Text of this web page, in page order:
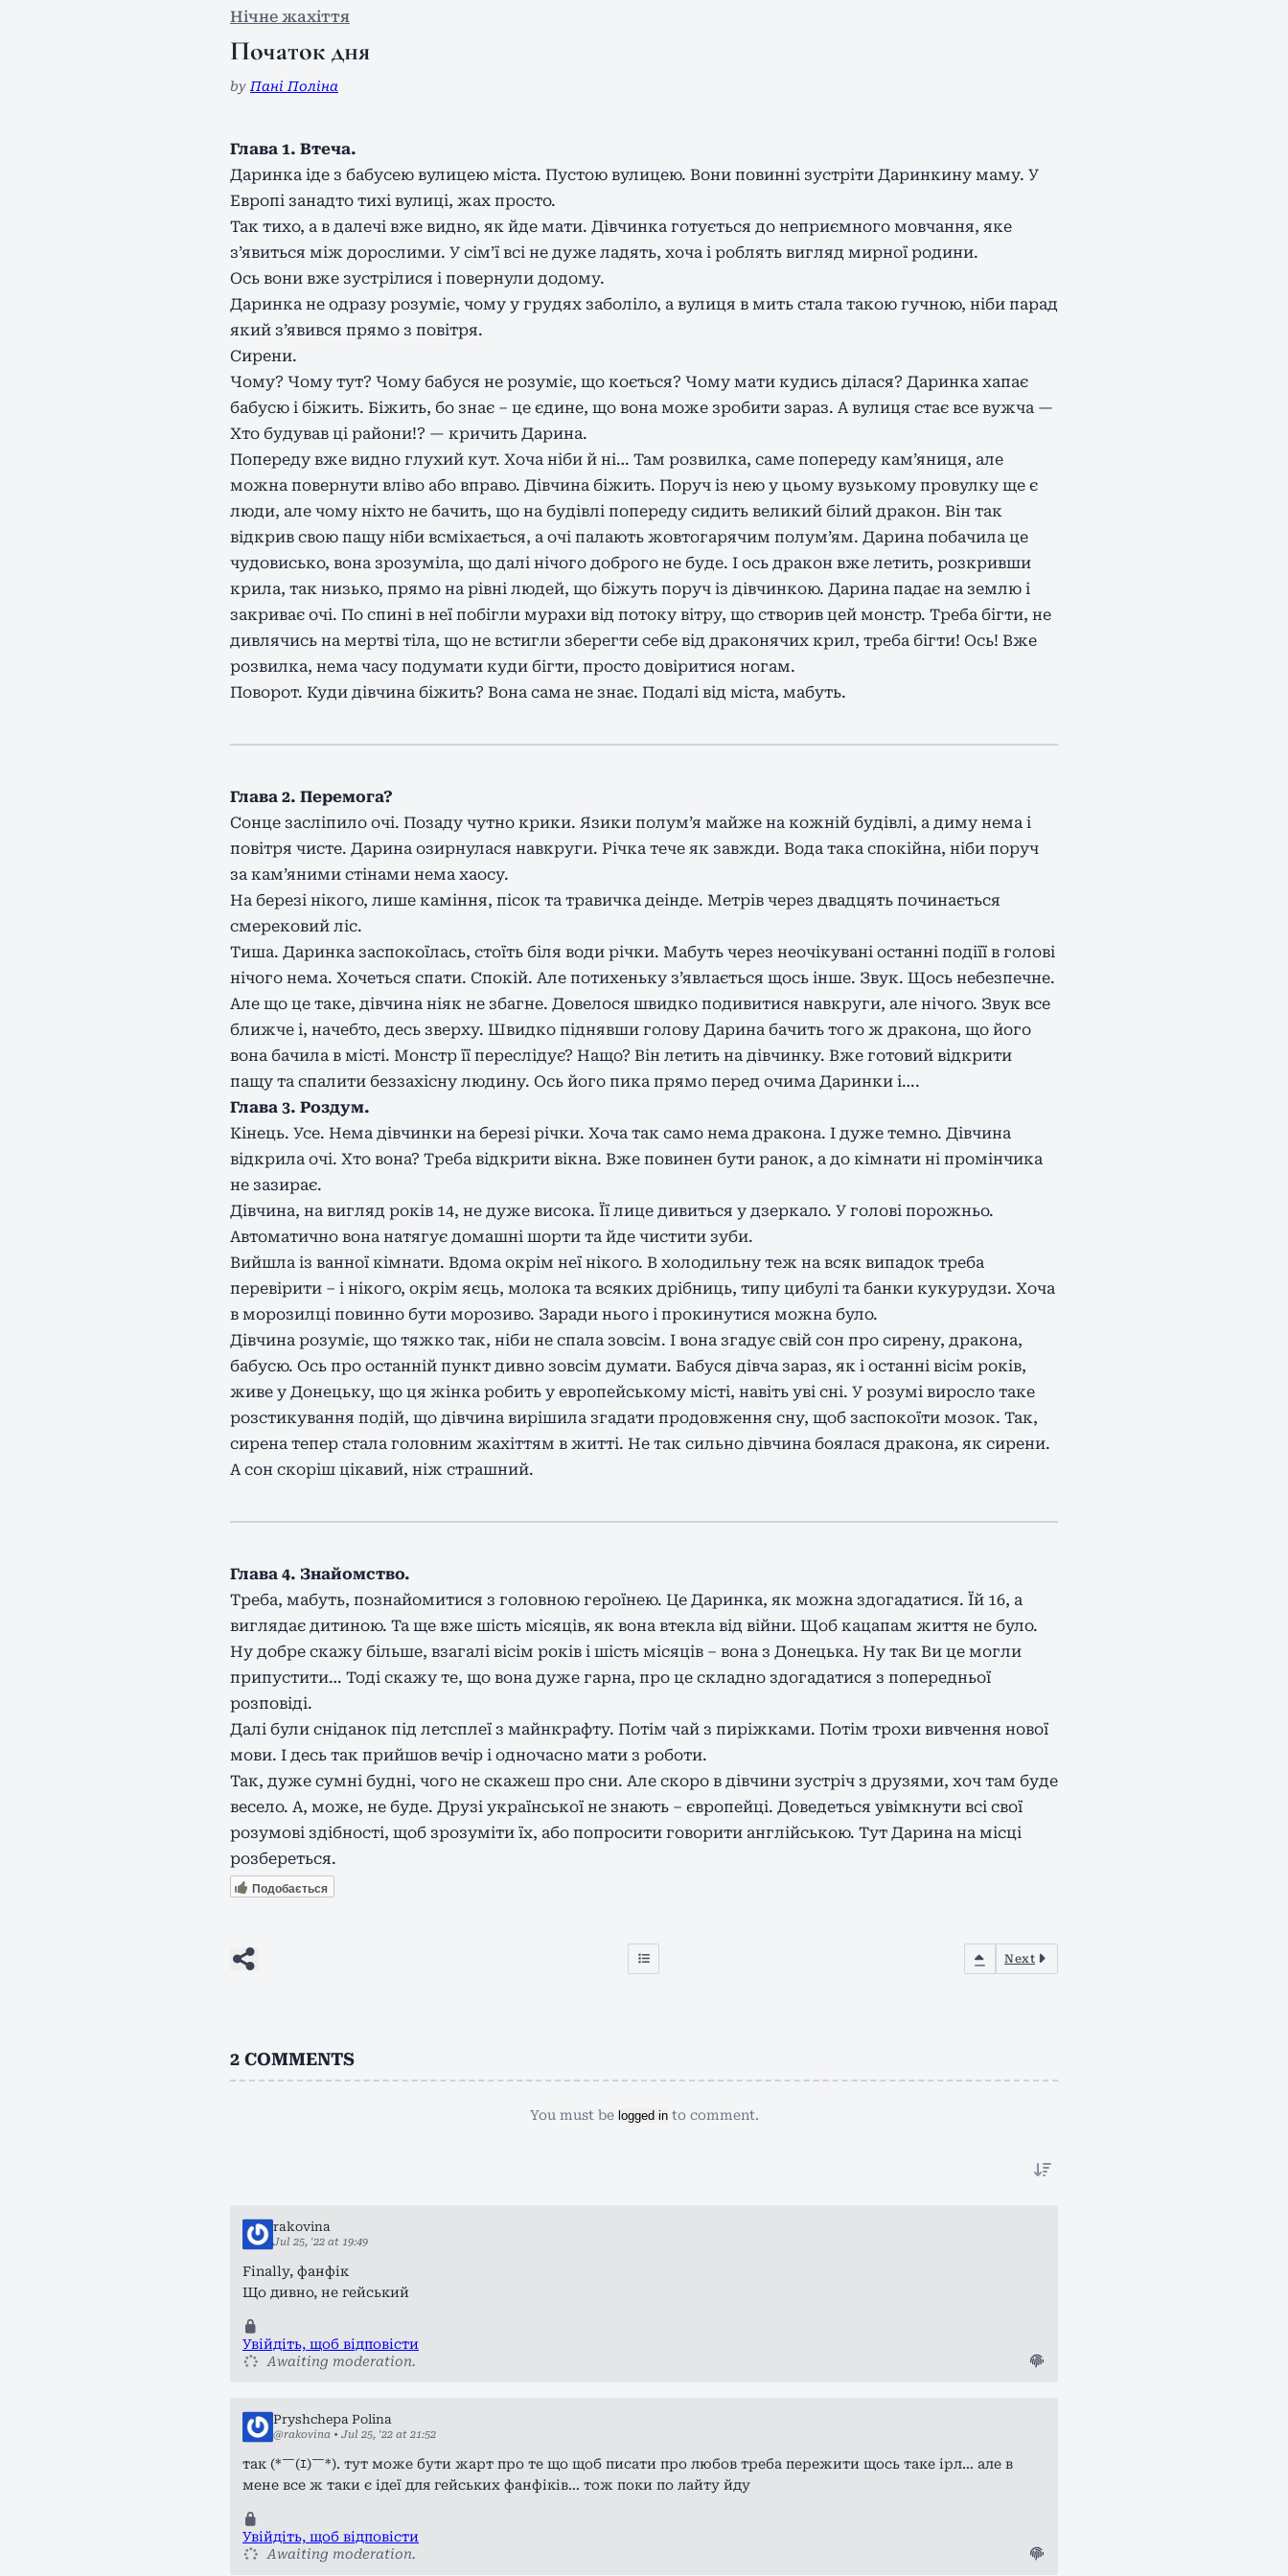
Нічне жахіття
Початок дня
by Пані Поліна
Глава 1. Втеча.
Даринка іде з бабусею вулицею міста. Пустою вулицею. Вони повинні зустріти Даринкину маму. У
Европі занадто тихі вулиці, жах просто.
Так тихо, а в далечі вже видно, як йде мати. Дівчинка готується до неприємного мовчання, яке
з’явиться між дорослими. У сім’ї всі не дуже ладять, хоча і роблять вигляд мирної родини.
Ось вони вже зустрілися і повернули додому.
Даринка не одразу розуміє, чому у грудях заболіло, а вулиця в мить стала такою гучною, ніби парад
який з’явився прямо з повітря.
Сирени.
Чому? Чому тут? Чому бабуся не розуміє, що коється? Чому мати кудись ділася? Даринка хапає
бабусю і біжить. Біжить, бо знає – це єдине, що вона може зробити зараз. А вулиця стає все вужча —
Хто будував ці райони!? — кричить Дарина.
Попереду вже видно глухий кут. Хоча ніби й ні… Там розвилка, саме попереду кам’яниця, але
можна повернути вліво або вправо. Дівчина біжить. Поруч із нею у цьому вузькому провулку ще є
люди, але чому ніхто не бачить, що на будівлі попереду сидить великий білий дракон. Він так
відкрив свою пащу ніби всміхається, а очі палають жовтогарячим полум’ям. Дарина побачила це
чудовисько, вона зрозуміла, що далі нічого доброго не буде. І ось дракон вже летить, розкривши
крила, так низько, прямо на рівні людей, що біжуть поруч із дівчинкою. Дарина падає на землю і
закриває очі. По спині в неї побігли мурахи від потоку вітру, що створив цей монстр. Треба бігти, не
дивлячись на мертві тіла, що не встигли зберегти себе від драконячих крил, треба бігти! Ось! Вже
розвилка, нема часу подумати куди бігти, просто довіритися ногам.
Поворот. Куди дівчина біжить? Вона сама не знає. Подалі від міста, мабуть.
Глава 2. Перемога?
Сонце засліпило очі. Позаду чутно крики. Язики полум’я майже на кожній будівлі, а диму нема і
повітря чисте. Дарина озирнулася навкруги. Річка тече як завжди. Вода така спокійна, ніби поруч
за кам’яними стінами нема хаосу.
На березі нікого, лише каміння, пісок та травичка деінде. Метрів через двадцять починається
смерековий ліс.
Тиша. Даринка заспокоїлась, стоїть біля води річки. Мабуть через неочікувані останні подіїї в голові
нічого нема. Хочеться спати. Спокій. Але потихеньку з’явлається щось інше. Звук. Щось небезпечне.
Але що це таке, дівчина ніяк не збагне. Довелося швидко подивитися навкруги, але нічого. Звук все
ближче і, начебто, десь зверху. Швидко піднявши голову Дарина бачить того ж дракона, що його
вона бачила в місті. Монстр її переслідує? Нащо? Він летить на дівчинку. Вже готовий відкрити
пащу та спалити беззахісну людину. Ось його пика прямо перед очима Даринки і….
Глава 3. Роздум.
Кінець. Усе. Нема дівчинки на березі річки. Хоча так само нема дракона. І дуже темно. Дівчина
відкрила очі. Хто вона? Треба відкрити вікна. Вже повинен бути ранок, а до кімнати ні промінчика
не зазирає.
Дівчина, на вигляд років 14, не дуже висока. Її лице дивиться у дзеркало. У голові порожньо.
Автоматично вона натягує домашні шорти та йде чистити зуби.
Вийшла із ванної кімнати. Вдома окрім неї нікого. В холодильну теж на всяк випадок треба
перевірити – і нікого, окрім яєць, молока та всяких дрібниць, типу цибулі та банки кукурудзи. Хоча
в морозилці повинно бути морозиво. Заради нього і прокинутися можна було.
Дівчина розуміє, що тяжко так, ніби не спала зовсім. І вона згадує свій сон про сирену, дракона,
бабусю. Ось про останній пункт дивно зовсім думати. Бабуся дівча зараз, як і останні вісім років,
живе у Донецьку, що ця жінка робить у европейському місті, навіть уві сні. У розумі виросло таке
розстикування подій, що дівчина вирішила згадати продовження сну, щоб заспокоїти мозок. Так,
сирена тепер стала головним жахіттям в житті. Не так сильно дівчина боялася дракона, як сирени.
А сон скоріш цікавий, ніж страшний.
Глава 4. Знайомство.
Треба, мабуть, познайомитися з головною героїнею. Це Даринка, як можна здогадатися. Їй 16, а
виглядає дитиною. Та ще вже шість місяців, як вона втекла від війни. Щоб кацапам життя не було.
Ну добре скажу більше, взагалі вісім років і шість місяців – вона з Донецька. Ну так Ви це могли
припустити… Тоді скажу те, що вона дуже гарна, про це складно здогадатися з попередньої
розповіді.
Далі були сніданок під летсплеї з майнкрафту. Потім чай з пиріжками. Потім трохи вивчення нової
мови. І десь так прийшов вечір і одночасно мати з роботи.
Так, дуже сумні будні, чого не скажеш про сни. Але скоро в дівчини зустріч з друзями, хоч там буде
весело. А, може, не буде. Друзі української не знають – європейці. Доведеться увімкнути всі свої
розумові здібності, щоб зрозуміти їх, або попросити говорити англійською. Тут Дарина на місці
розбереться.
Подобається
Next
2 COMMENTS
You must be logged into comment.
rakovina
Jul 25, '22 at 19:49
Finally, фанфік
Що дивно, не гейський
Увійдіть, щоб відповісти
Awaiting moderation.
Pryshchepa Polina
@rakovina • Jul 25, '22 at 21:52
так (*￣(ｴ)￣*). тут може бути жарт про те що щоб писати про любов треба пережити щось таке ірл… але в
мене все ж таки є ідеї для гейських фанфіків… тож поки по лайту йду
Увійдіть, щоб відповісти
Awaiting moderation.